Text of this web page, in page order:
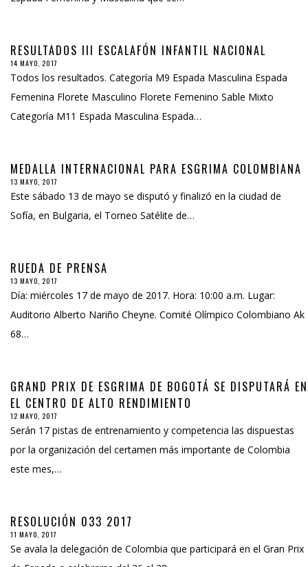
RESULTADOS III ESCALAFÓN INFANTIL NACIONAL
14 MAYO, 2017
Todos los resultados. Categoría M9 Espada Masculina Espada
Femenina Florete Masculino Florete Femenino Sable Mixto
Categoría M11 Espada Masculina Espada…
MEDALLA INTERNACIONAL PARA ESGRIMA COLOMBIANA
13 MAYO, 2017
Este sábado 13 de mayo se disputó y finalizó en la ciudad de
Sofía, en Bulgaria, el Torneo Satélite de…
RUEDA DE PRENSA
13 MAYO, 2017
Día: miércoles 17 de mayo de 2017. Hora: 10:00 a.m. Lugar:
Auditorio Alberto Nariño Cheyne. Comité Olímpico Colombiano Ak
68…
GRAND PRIX DE ESGRIMA DE BOGOTÁ SE DISPUTARÁ EN
EL CENTRO DE ALTO RENDIMIENTO
12 MAYO, 2017
Serán 17 pistas de entrenamiento y competencia las dispuestas
por la organización del certamen más importante de Colombia
este mes,…
RESOLUCIÓN 033 2017
11 MAYO, 2017
Se avala la delegación de Colombia que participará en el Gran Prix